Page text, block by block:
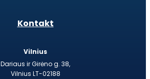
Kontakt
Vilnius
Dariaus ir Girėno g. 38,
Vilnius LT-02188